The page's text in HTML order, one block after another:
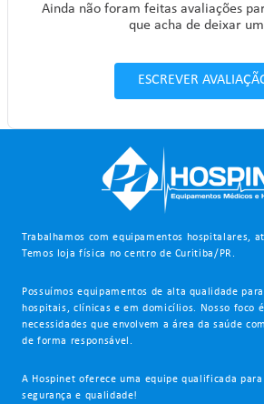
Ainda não foram feitas avaliações
que acha de deixar
ESCREVER
Trabalhamos com equipamentos hospitalares,
Temos loja física no centro de Curitiba/PR.
Possuímos equipamentos de alta qualidade
hospitais, clínicas e em domicílios. Nosso foco
necessidades que envolvem a área da saúde
de forma responsável.
A Hospinet oferece uma equipe qualificada
segurança e qualidade!